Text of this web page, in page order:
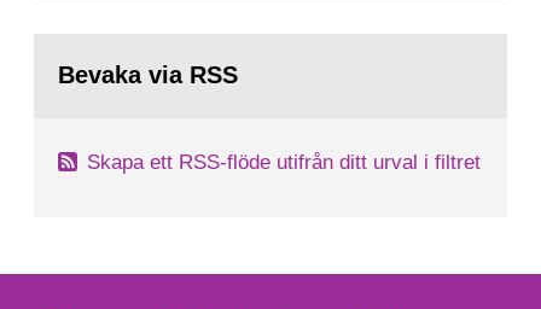
Bevaka via RSS
Skapa ett RSS-flöde utifrån ditt urval i filtret